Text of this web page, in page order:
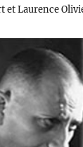
et Laurence